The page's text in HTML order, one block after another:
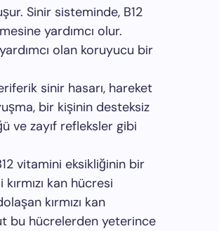
Sinir sisteminde, B12
yardımcı olur.
olan koruyucu bir
sinir hasarı, hareket
bir kişinin desteksiz
ve zayıf refleksler gibi
vitamini eksikliğinin bir
kan hücresi
kırmızı kan
bu hücrelerden yeterince